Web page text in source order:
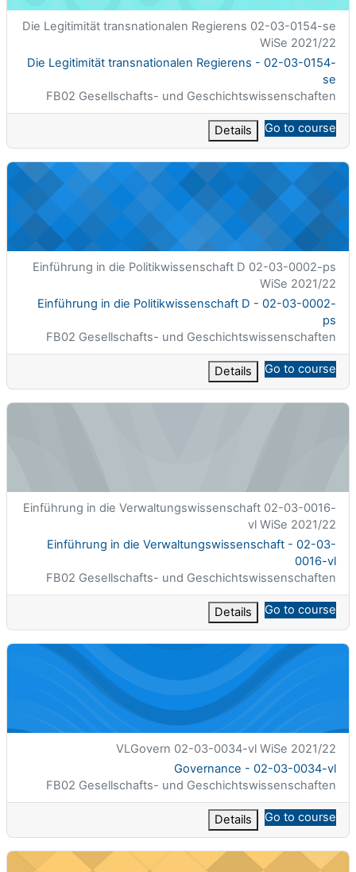
الاسم المختصر للمقرر الدراسي
Die Legitimität transnationalen Regierens 02-03-0154-se
WiSe 2021/22
اسم المقرر
Die Legitimität transnationalen Regierens - 02-03-0154-
se
تصنيف المساق
FB02 Gesellschafts- und Geschichtswissenschaften
Go to course
Details
Einführung in die Politikwissenschaft D - 02-03-0002-ps
الاسم المختصر للمقرر الدراسي
Einführung in die Politikwissenschaft D 02-03-0002-ps
WiSe 2021/22
اسم المقرر
Einführung in die Politikwissenschaft D - 02-03-0002-
ps
تصنيف المساق
FB02 Gesellschafts- und Geschichtswissenschaften
Go to course
Details
Einführung in die Verwaltungswissenschaft - 02-03-0016-vl
الاسم المختصر للمقرر الدراسي
Einführung in die Verwaltungswissenschaft 02-03-0016-
vl WiSe 2021/22
اسم المقرر
Einführung in die Verwaltungswissenschaft - 02-03-
0016-vl
تصنيف المساق
FB02 Gesellschafts- und Geschichtswissenschaften
Go to course
Details
Governance - 02-03-0034-vl
الاسم المختصر للمقرر الدراسي
VLGovern 02-03-0034-vl WiSe 2021/22
اسم المقرر
Governance - 02-03-0034-vl
تصنيف المساق
FB02 Gesellschafts- und Geschichtswissenschaften
Go to course
Details
Ansätze der Sektorkopplung (LFP II/II) - 02-03-0145-fs